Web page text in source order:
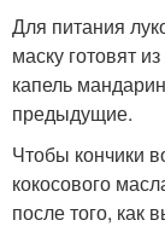
Для питания
маску готовят
капель
предыдущие.
Чтобы кончики
кокосового
после того, как